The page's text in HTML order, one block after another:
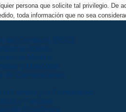
persona que solicite tal privilegio. De
toda información que no sea